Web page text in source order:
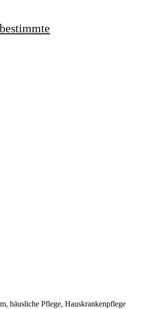
häusliche Pflege, Hauskrankenpflege